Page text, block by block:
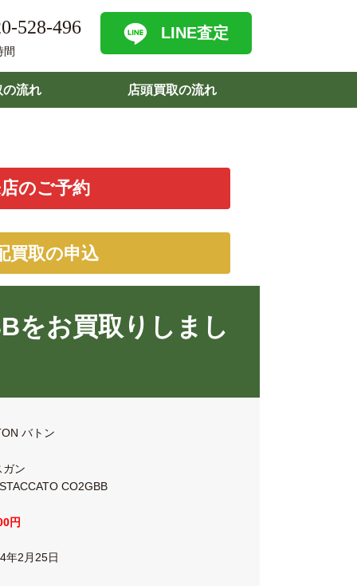
528-496
間
LINE査定
の流れ 店頭買取の流れ
のご予約
買取の申込
をお買取りしまし
バトン
ガン
CO2GBB
円
年2月25日